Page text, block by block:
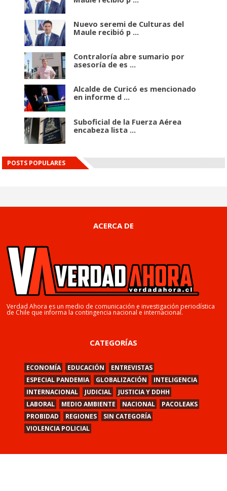
Nuevo seremi de Culturas del
Maule recibió p ...
Contraloría abre sumario por
asesoría de es ...
Alcalde de Curicó es mencionado
en informe d ...
Suboficial de la Fuerza Aérea
encabeza lista ...
POSTS POPULARES
ACERCA DE
Verdad Ahora es un medio de comunicación e investigación periodística
de Chile que informa la contingencia nacional e internacional.
CATEGORÍAS
ECONOMÍA EDUCACIÓN
ENTREVISTAS
ESPECIAL PANDEMIA
GLOBALIZACIÓN
INTELIGENCIA
INTERNACIONAL
JUDICIAL
JUSTICIA Y DDHH
LABORAL
MEDIO AMBIENTE NACIONAL
PACOLEAKS
PROBIDAD
REGIONES
SIN CATEGORÍA
VIOLENCIA POLICIAL